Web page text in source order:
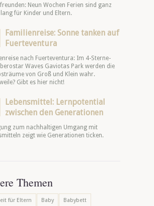
Neun Wochen Ferien sind ganz
für Kinder und Eltern.
Familienreise: Sonne tanken auf
Fuerteventura
nach Fuerteventura: Im 4-Sterne-
Waves Gaviotas Park werden die
von Groß und Klein wahr.
Gibt es hier nicht!
Lebensmittel: Lernpotential
zwischen den Generationen
zum nachhaltigen Umgang mit
zeigt wie Generationen ticken.
Themen
für Eltern Baby Babybett